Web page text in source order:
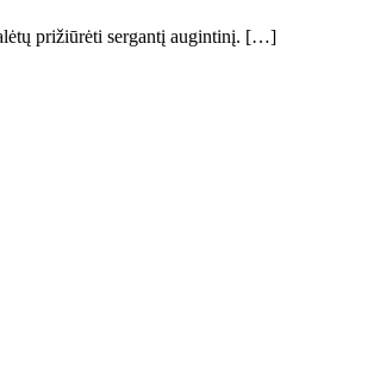
prižiūrėti sergantį augintinį. […]